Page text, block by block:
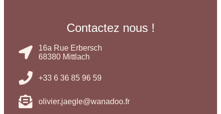
Contactez nous !
16a Rue Erbersch
68380 Mittlach
+33 6 36 85 96 59
olivier.jaegle@wanadoo.fr